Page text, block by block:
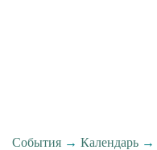
События→ Календарь→